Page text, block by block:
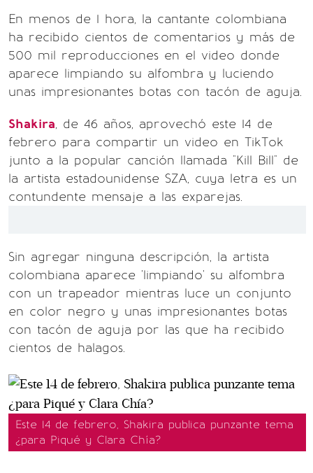
En menos de 1 hora, la cantante colombiana
ha recibido cientos de comentarios y más de
500 mil reproducciones en el video donde
aparece limpiando su alfombra y luciendo
unas impresionantes botas con tacón de aguja.
Shakira, de 46 años, aprovechó este 14 de
febrero para compartir un video en TikTok
junto a la popular canción llamada "Kill Bill" de
la artista estadounidense SZA, cuya letra es un
contundente mensaje a las exparejas.
Sin agregar ninguna descripción, la artista
colombiana aparece 'limpiando' su alfombra
con un trapeador mientras luce un conjunto
en color negro y unas impresionantes botas
con tacón de aguja por las que ha recibido
cientos de halagos.
Este 14 de febrero, Shakira publica punzante tema
¿para Piqué y Clara Chía?